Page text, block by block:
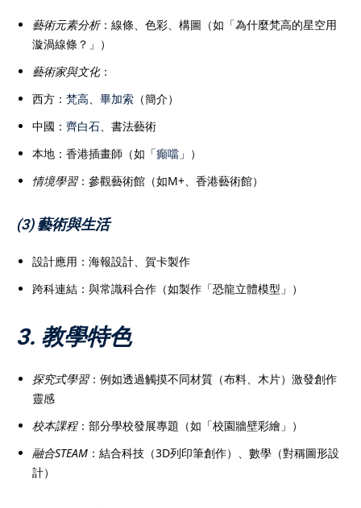
藝術元素分析：線條、色彩、構圖（如「為什麼梵高的星空用
漩渦線條？」）
藝術家與文化：
西方： 梵高、 畢加索 （簡介）
中國： 齊白石、書法藝術
本地：香港插畫師（如「癲噹 」）
情境學習：參觀藝術館（如M+、香港藝術館）
(3) 藝術與生活
設計應用：海報設計、賀卡製作
跨科連結：與常識科合作（如製作「恐龍立體模型」）
3. 教學特色
探究式學習：例如透過觸摸不同材質（布料、木片）激發創作
靈感
校本課程：部分學校發展專題（如「校園牆壁彩繪」）
融合STEAM ：結合科技（3D列印筆創作）、數學（對稱圖形設
計）